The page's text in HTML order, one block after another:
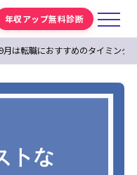
年収アップ無料診断
月は転職におすすめのタイミング